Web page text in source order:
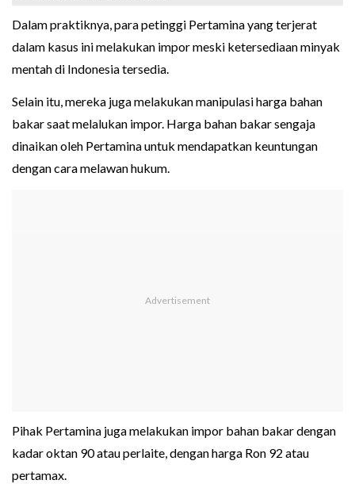
Dalam praktiknya, para petinggi Pertamina yang terjerat
dalam kasus ini melakukan impor meski ketersediaan minyak
mentah di Indonesia tersedia.
Selain itu, mereka juga melakukan manipulasi harga bahan
bakar saat melalukan impor. Harga bahan bakar sengaja
dinaikan oleh Pertamina untuk mendapatkan keuntungan
dengan cara melawan hukum.
Pihak Pertamina juga melakukan impor bahan bakar dengan
kadar oktan 90 atau perlaite, dengan harga Ron 92 atau
pertamax.